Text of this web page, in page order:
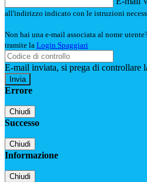
all'indirizzo indicato con le istruzioni
Non hai una e-mail associata al nome
tramite la Login Spaggiari
E-mail inviata, si prega di controllare
Errore
Chiudi
Successo
Chiudi
Informazione
Chiudi